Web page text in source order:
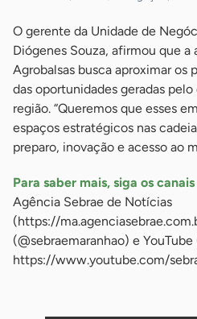
O gerente da Unidade de
Diógenes Souza, afirmou que a
Agrobalsas busca aproximar os
das oportunidades geradas
região. “Queremos que esses
espaços estratégicos nas
preparo, inovação e acesso ao
Para saber mais, siga os
Agência Sebrae de Notícias
(https://
(@sebraemaranhao) e
https://www.youtube.com/